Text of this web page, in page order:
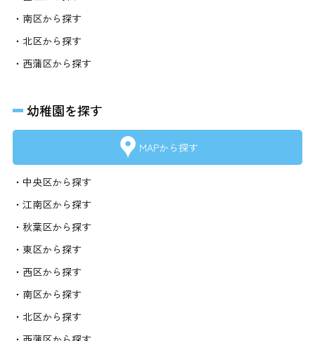
・南区から探す
・北区から探す
・西蒲区から探す
幼稚園を探す
MAPから探す
・中央区から探す
・江南区から探す
・秋葉区から探す
・東区から探す
・西区から探す
・南区から探す
・北区から探す